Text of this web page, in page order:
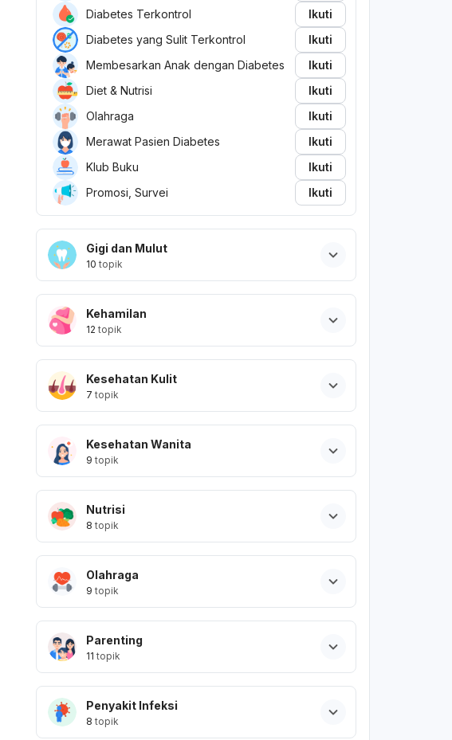
Diabetes Terkontrol
Ikuti
Diabetes yang Sulit Terkontrol
Ikuti
Membesarkan Anak dengan Diabetes
Ikuti
Diet & Nutrisi
Ikuti
Olahraga
Ikuti
Merawat Pasien Diabetes
Ikuti
Klub Buku
Ikuti
Promosi, Survei
Ikuti
Gigi dan Mulut
10 topik
Kehamilan
12 topik
Kesehatan Kulit
7 topik
Kesehatan Wanita
9 topik
Nutrisi
8 topik
Olahraga
9 topik
Parenting
11 topik
Penyakit Infeksi
8 topik